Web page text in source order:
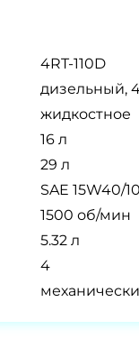
4RT-110D
дизельный,
жидкостное
16 л
29 л
SAE 15W40/
1500 об/мин
5.32 л
4